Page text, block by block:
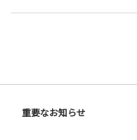
重要なお知らせ